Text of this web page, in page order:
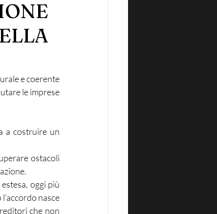
e coerente
le imprese
a costruire un
ostacoli
oggi più
nasce
che non